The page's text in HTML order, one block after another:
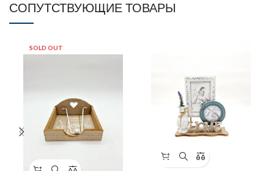
СОПУТСТВУЮЩИЕ ТОВАРЫ
SOLD OUT